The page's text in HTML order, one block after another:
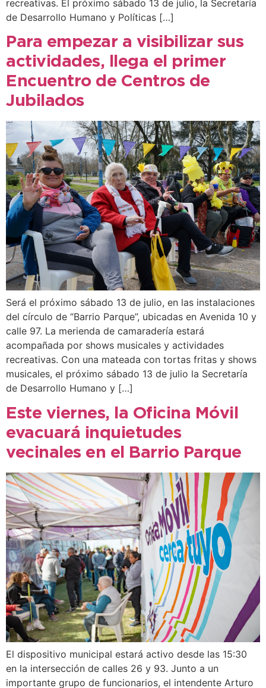
recreativas. El próximo sábado 13 de julio, la Secretaría
de Desarrollo Humano y Políticas […]
Para empezar a visibilizar sus
actividades, llega el primer
Encuentro de Centros de
Jubilados
Será el próximo sábado 13 de julio, en las instalaciones
del círculo de “Barrio Parque”, ubicadas en Avenida 10 y
calle 97. La merienda de camaradería estará
acompañada por shows musicales y actividades
recreativas. Con una mateada con tortas fritas y shows
musicales, el próximo sábado 13 de julio la Secretaría
de Desarrollo Humano y […]
Este viernes, la Oficina Móvil
evacuará inquietudes
vecinales en el Barrio Parque
El dispositivo municipal estará activo desde las 15:30
en la intersección de calles 26 y 93. Junto a un
importante grupo de funcionarios, el intendente Arturo